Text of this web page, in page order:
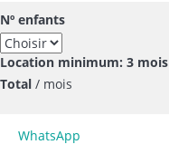
Nº enfants
Location minimum: 3 mois
Total / mois
WhatsApp